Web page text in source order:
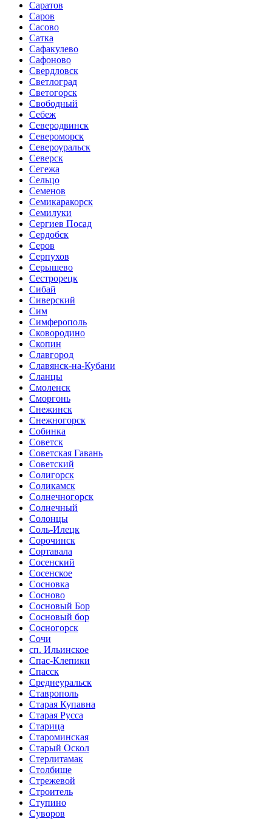
Саратов
Саров
Сасово
Сатка
Сафакулево
Сафоново
Свердловск
Светлоград
Светогорск
Свободный
Себеж
Северодвинск
Североморск
Североуральск
Северск
Сегежа
Сельцо
Семенов
Семикаракорск
Семилуки
Сергиев Посад
Сердобск
Серов
Серпухов
Серышево
Сестрорецк
Сибай
Сиверский
Сим
Симферополь
Сковородино
Скопин
Славгород
Славянск-на-Кубани
Сланцы
Смоленск
Сморгонь
Снежинск
Снежногорск
Собинка
Советск
Советская Гавань
Советский
Солигорск
Соликамск
Солнечногорск
Солнечный
Солонцы
Соль-Илецк
Сорочинск
Сортавала
Сосенский
Сосенское
Сосновка
Сосново
Сосновый Бор
Сосновый бор
Сосногорск
Сочи
сп. Ильинское
Спас-Клепики
Спасск
Среднеуральск
Ставрополь
Старая Купавна
Старая Русса
Старица
Староминская
Старый Оскол
Стерлитамак
Столбище
Стрежевой
Строитель
Ступино
Суворов